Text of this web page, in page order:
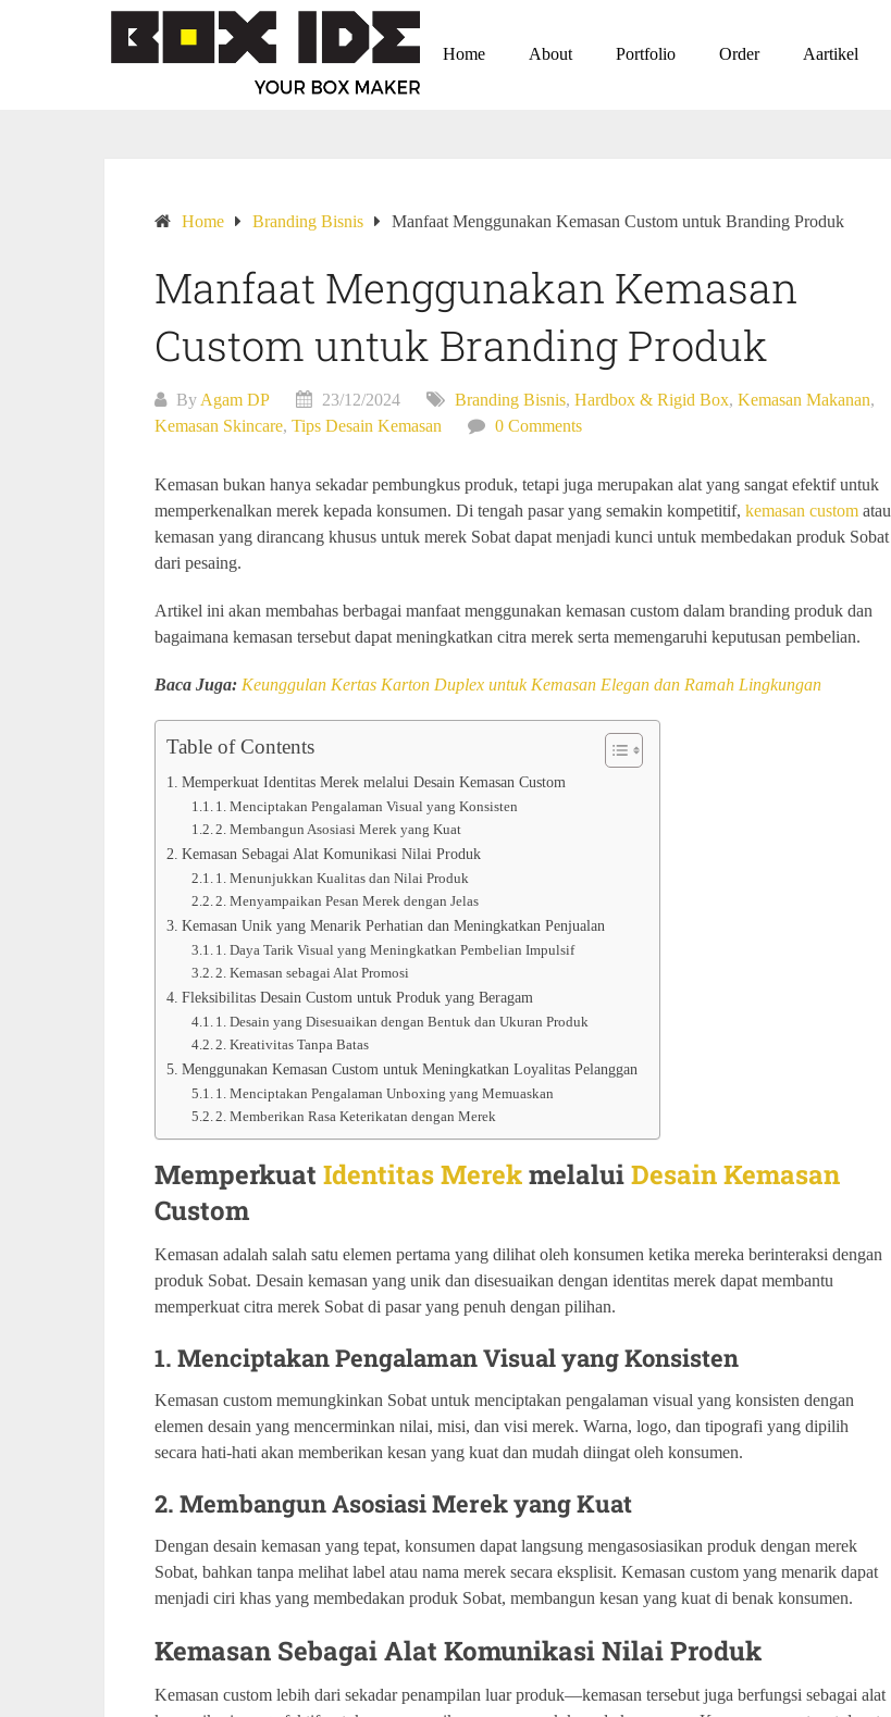
Home About Portfolio Order Aartikel
Home Branding Bisnis Manfaat Menggunakan Kemasan Custom untuk Branding Produk
Manfaat Menggunakan Kemasan
Custom untuk Branding Produk
By Agam DP 23/12/2024 Branding Bisnis, Hardbox & Rigid Box, Kemasan Makanan,
Kemasan Skincare, Tips Desain Kemasan 0 Comments
Kemasan bukan hanya sekadar pembungkus produk, tetapi juga merupakan alat yang sangat efektif untuk
memperkenalkan merek kepada konsumen. Di tengah pasar yang semakin kompetitif, kemasan custom atau
kemasan yang dirancang khusus untuk merek Sobat dapat menjadi kunci untuk membedakan produk Sobat
dari pesaing.
Artikel ini akan membahas berbagai manfaat menggunakan kemasan custom dalam branding produk dan
bagaimana kemasan tersebut dapat meningkatkan citra merek serta memengaruhi keputusan pembelian.
Baca Juga: Keunggulan Kertas Karton Duplex untuk Kemasan Elegan dan Ramah Lingkungan
Table of Contents
Memperkuat Identitas Merek melalui Desain Kemasan Custom
1. Menciptakan Pengalaman Visual yang Konsisten
2. Membangun Asosiasi Merek yang Kuat
Kemasan Sebagai Alat Komunikasi Nilai Produk
1. Menunjukkan Kualitas dan Nilai Produk
2. Menyampaikan Pesan Merek dengan Jelas
Kemasan Unik yang Menarik Perhatian dan Meningkatkan Penjualan
1. Daya Tarik Visual yang Meningkatkan Pembelian Impulsif
2. Kemasan sebagai Alat Promosi
Fleksibilitas Desain Custom untuk Produk yang Beragam
1. Desain yang Disesuaikan dengan Bentuk dan Ukuran Produk
2. Kreativitas Tanpa Batas
Menggunakan Kemasan Custom untuk Meningkatkan Loyalitas Pelanggan
1. Menciptakan Pengalaman Unboxing yang Memuaskan
2. Memberikan Rasa Keterikatan dengan Merek
Memperkuat Identitas MerekmelaluiDesain Kemasan
Custom
Kemasan adalah salah satu elemen pertama yang dilihat oleh konsumen ketika mereka berinteraksi dengan
produk Sobat. Desain kemasan yang unik dan disesuaikan dengan identitas merek dapat membantu
memperkuat citra merek Sobat di pasar yang penuh dengan pilihan.
1. Menciptakan Pengalaman Visual yang Konsisten
Kemasan custom memungkinkan Sobat untuk menciptakan pengalaman visual yang konsisten dengan
elemen desain yang mencerminkan nilai, misi, dan visi merek. Warna, logo, dan tipografi yang dipilih
secara hati-hati akan memberikan kesan yang kuat dan mudah diingat oleh konsumen.
2. Membangun Asosiasi Merek yang Kuat
Dengan desain kemasan yang tepat, konsumen dapat langsung mengasosiasikan produk dengan merek
Sobat, bahkan tanpa melihat label atau nama merek secara eksplisit. Kemasan custom yang menarik dapat
menjadi ciri khas yang membedakan produk Sobat, membangun kesan yang kuat di benak konsumen.
Kemasan Sebagai Alat Komunikasi Nilai Produk
Kemasan custom lebih dari sekadar penampilan luar produk—kemasan tersebut juga berfungsi sebagai alat